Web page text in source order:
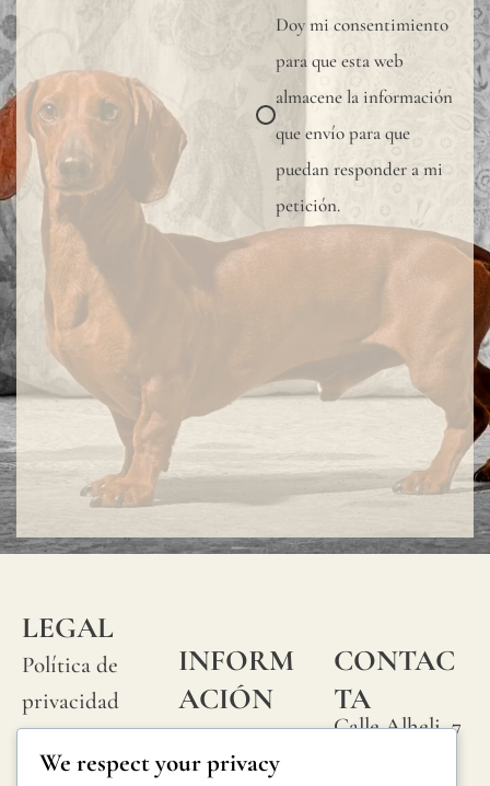
Doy mi consentimiento
para que esta web
almacene la información
que envío para que
puedan responder a mi
petición.
LEGAL
Política de
privacidad
Política de
INFORM
ACIÓN
Preguntas
frecuentes
CONTAC
TA
Calle Alheli, 7
We respect your privacy